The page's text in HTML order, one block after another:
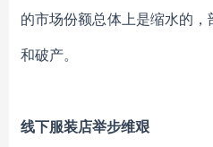
的市场份额总体上是缩水的
和破产。
线下服装店举步维艰